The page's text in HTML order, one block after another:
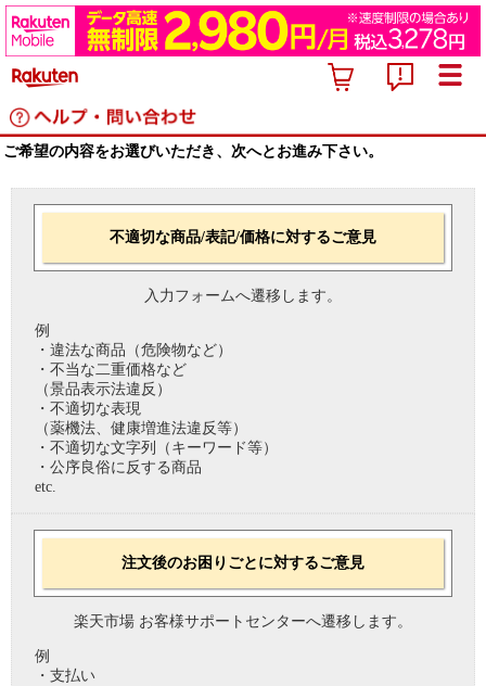
ご希望の内容をお選びいただき、次へとお進み下さい。
不適切な商品/表記/価格に対するご意見
入力フォームへ遷移します。
例
・違法な商品（危険物など）
・不当な二重価格など
（景品表示法違反）
・不適切な表現
（薬機法、健康増進法違反等）
・不適切な文字列（キーワード等）
・公序良俗に反する商品
etc.
注文後のお困りごとに対するご意見
楽天市場 お客様サポートセンターへ遷移します。
例
・支払い